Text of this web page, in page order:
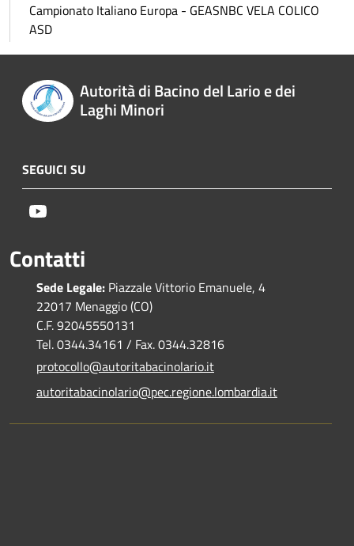
Campionato Italiano Europa - GEASNBC VELA COLICO
ASD
Autorità di Bacino del Lario e dei
Laghi Minori
SEGUICI SU
Contatti
Sede Legale: Piazzale Vittorio Emanuele, 4
22017 Menaggio (CO)
C.F. 92045550131
Tel. 0344.34161 / Fax. 0344.32816
protocollo@autoritabacinolario.it
autoritabacinolario@pec.regione.lombardia.it